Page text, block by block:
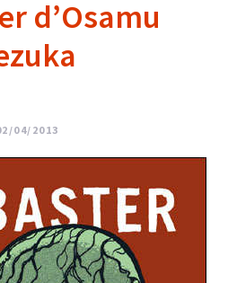
d’Osamu
04/2013